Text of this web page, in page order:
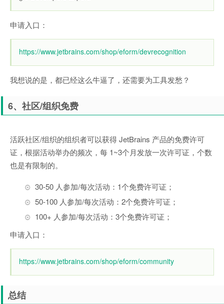
申请入口：
https://www.jetbrains.com/shop/eform/devrecognition
我想说的是，都已经这么牛逼了，还需要为工具发愁？
6、社区/组织免费
活跃社区/组织的组织者可以获得 JetBrains 产品的免费许可
证，根据活动举办的频次，每 1~3个月发放一次许可证，个数
也是有限制的。
30-50 人参加/每次活动：1个免费许可证；
50-100 人参加/每次活动：2个免费许可证；
100+ 人参加/每次活动：3个免费许可证；
申请入口：
https://www.jetbrains.com/shop/eform/community
总结